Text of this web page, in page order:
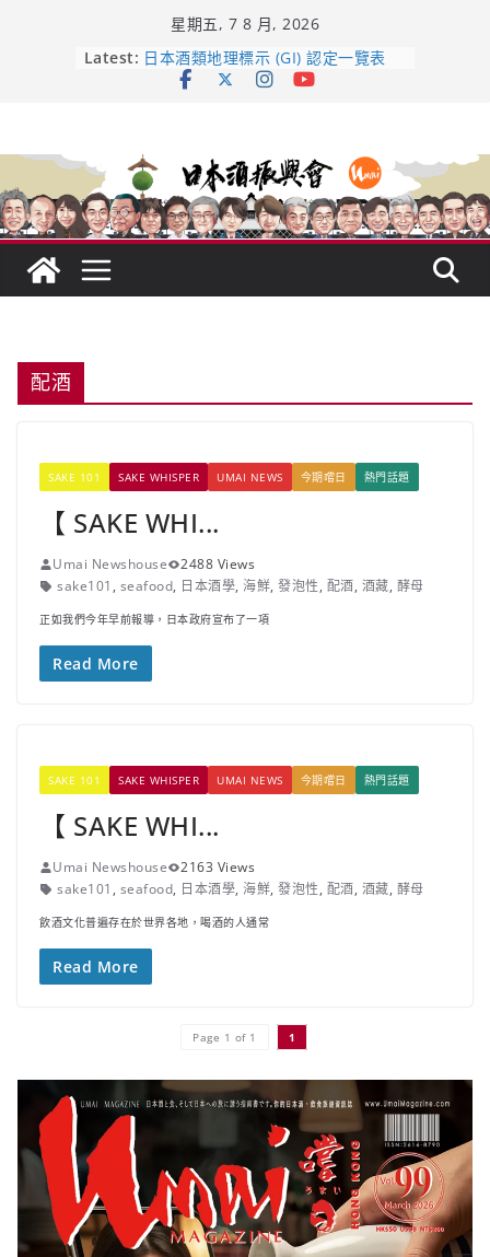
星期五, 7 8 月, 2026
Latest:
龜之井酒造：口說上手 – 山形純米大
吟釀的堅持與傳承 ～ くどき上手
日本酒類地理標示 (GI) 認定一覽表
【酒業商戰】130年老酒藏殺入股票
市場！梅乃宿上市背後的密碼
配酒
SAKE 101 SAKE WHISPER UMAI NEWS 今期嚐日 熱門話題
【 SAKE WHI...
Umai Newshouse
2488 Views
sake101 , seafood, 日本酒學, 海鮮, 發泡性, 配酒, 酒藏, 酵母
正如我們今年早前報導，日本政府宣布了一項
Read More
SAKE 101 SAKE WHISPER UMAI NEWS 今期嚐日 熱門話題
【 SAKE WHI...
Umai Newshouse
2163 Views
sake101 , seafood, 日本酒學, 海鮮, 發泡性, 配酒, 酒藏, 酵母
飲酒文化普遍存在於世界各地，喝酒的人通常
Read More
Page 1 of 1 1